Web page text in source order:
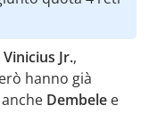
Vinicius Jr.,
hanno già
Dembele e